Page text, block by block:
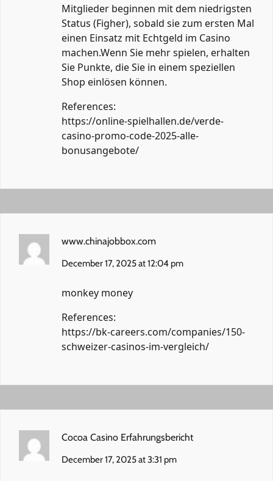
Mitglieder beginnen mit dem niedrigsten
Status (Figher), sobald sie zum ersten Mal
einen Einsatz mit Echtgeld im Casino
machen.Wenn Sie mehr spielen, erhalten
Sie Punkte, die Sie in einem speziellen
Shop einlösen können.
References:
https://online-spielhallen.de/verde-
casino-promo-code-2025-alle-
bonusangebote/
www.chinajobbox.com
December 17, 2025 at 12:04 pm
monkey money
References:
https://bk-careers.com/companies/150-
schweizer-casinos-im-vergleich/
Cocoa Casino Erfahrungsbericht
December 17, 2025 at 3:31 pm